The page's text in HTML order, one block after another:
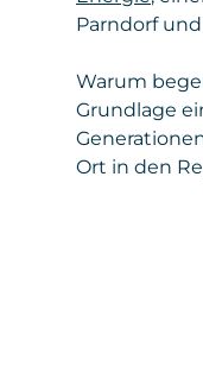
Parndorf
Warum
Grundlage
Ort in den